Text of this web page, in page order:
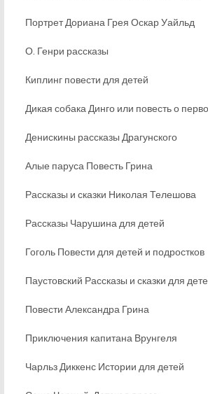
Портрет Дориана Грея Оскар Уайльд
О. Генри рассказы
Киплинг повести для детей
Дикая собака Динго или повесть о
Денискины рассказы Драгунского
Алые паруса Повесть Грина
Рассказы и сказки Николая Телешова
Рассказы Чарушина для детей
Гоголь Повести для детей и подростков
Паустовский Рассказы и сказки для
Повести Александра Грина
Приключения капитана Врунгеля
Чарльз Диккенс Истории для детей